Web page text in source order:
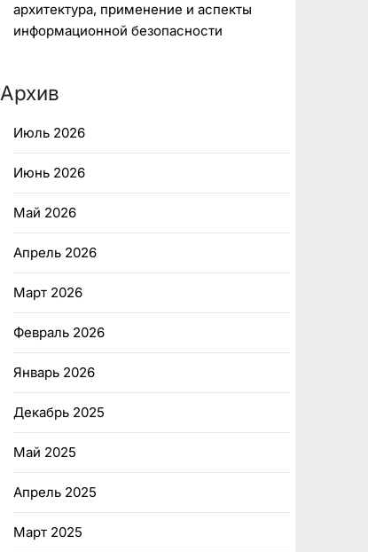
архитектура, применение и аспекты
информационной безопасности
Архив
Июль 2026
Июнь 2026
Май 2026
Апрель 2026
Март 2026
Февраль 2026
Январь 2026
Декабрь 2025
Май 2025
Апрель 2025
Март 2025